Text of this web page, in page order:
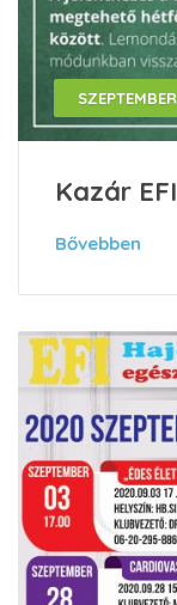
Kazár
Bővebben